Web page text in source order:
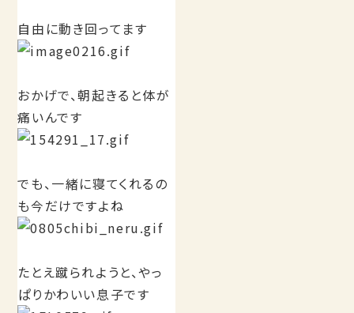
自由に動き回ってます
おかげで、朝起きると体が
痛いんです
でも、一緒に寝てくれるの
も今だけですよね
たとえ蹴られようと、やっ
ぱりかわいい息子です